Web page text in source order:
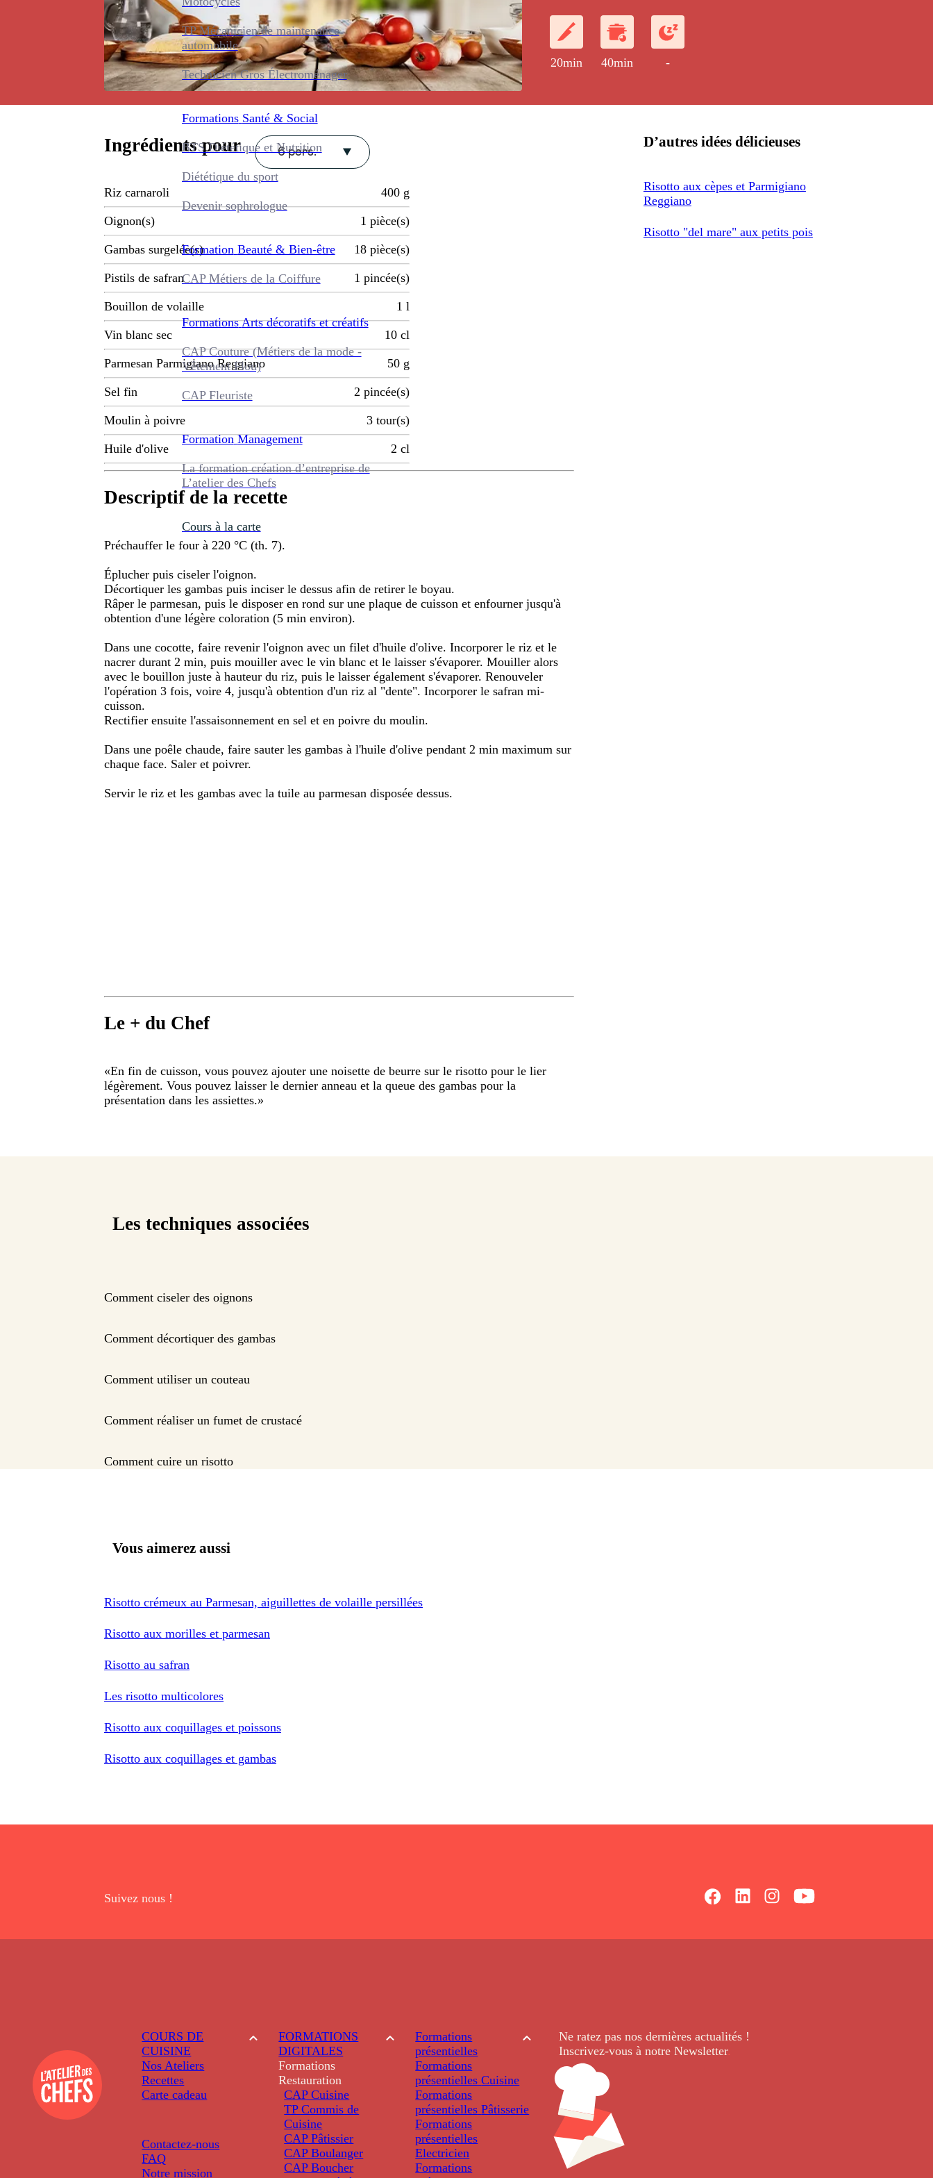
TP Mécanicien de maintenance
automobile
Technicien Gros Électroménager
Formations Santé & Social
BTS Diététique et Nutrition
Diététique du sport
Devenir sophrologue
Formation Beauté & Bien-être
CAP Métiers de la Coiffure
Formations Arts décoratifs et créatifs
CAP Couture (Métiers de la mode -
Vêtement Flou)
CAP Fleuriste
Formation Management
La formation création d’entreprise de
L’atelier des Chefs
Cours à la carte
20min 40min -
Ingrédients pour 6 pers.
Riz carnaroli 400 g
Oignon(s) 1 pièce(s)
Gambas surgelée(s) 18 pièce(s)
Pistils de safran 1 pincée(s)
Bouillon de volaille 1 l
Vin blanc sec 10 cl
Parmesan Parmigiano Reggiano 50 g
Sel fin 2 pincée(s)
Moulin à poivre 3 tour(s)
Huile d'olive 2 cl
Descriptif de la recette
Préchauffer le four à 220 °C (th. 7).
Éplucher puis ciseler l'oignon.
Décortiquer les gambas puis inciser le dessus afin de retirer le boyau.
Râper le parmesan, puis le disposer en rond sur une plaque de cuisson et enfourner jusqu'à
obtention d'une légère coloration (5 min environ).
Dans une cocotte, faire revenir l'oignon avec un filet d'huile d'olive. Incorporer le riz et le
nacrer durant 2 min, puis mouiller avec le vin blanc et le laisser s'évaporer. Mouiller alors
avec le bouillon juste à hauteur du riz, puis le laisser également s'évaporer. Renouveler
l'opération 3 fois, voire 4, jusqu'à obtention d'un riz al "dente". Incorporer le safran mi-
cuisson.
Rectifier ensuite l'assaisonnement en sel et en poivre du moulin.
Dans une poêle chaude, faire sauter les gambas à l'huile d'olive pendant 2 min maximum sur
chaque face. Saler et poivrer.
Servir le riz et les gambas avec la tuile au parmesan disposée dessus.
Le + du Chef
«En fin de cuisson, vous pouvez ajouter une noisette de beurre sur le risotto pour le lier
légèrement. Vous pouvez laisser le dernier anneau et la queue des gambas pour la
présentation dans les assiettes.»
D’autres idées délicieuses
Risotto aux cèpes et Parmigiano
Reggiano
Risotto "del mare" aux petits pois
Les techniques associées
Comment ciseler des oignons
Comment décortiquer des gambas
Comment utiliser un couteau
Comment réaliser un fumet de crustacé
Comment cuire un risotto
Vous aimerez aussi
Risotto crémeux au Parmesan, aiguillettes de volaille persillées
Risotto aux morilles et parmesan
Risotto au safran
Les risotto multicolores
Risotto aux coquillages et poissons
Risotto aux coquillages et gambas
Suivez nous !
COURS DE
CUISINE
Nos Ateliers
Recettes
Carte cadeau
Contactez-nous
FAQ
Notre mission
FORMATIONS
DIGITALES
Formations
Restauration
CAP Cuisine
TP Commis de
Cuisine
CAP Pâtissier
CAP Boulanger
CAP Boucher
Formations
présentielles
Formations
présentielles Cuisine
Formations
présentielles Pâtisserie
Formations
présentielles
Electricien
Formations
Ne ratez pas nos dernièresactualités !
Inscrivez-vous à notre Newsletter.